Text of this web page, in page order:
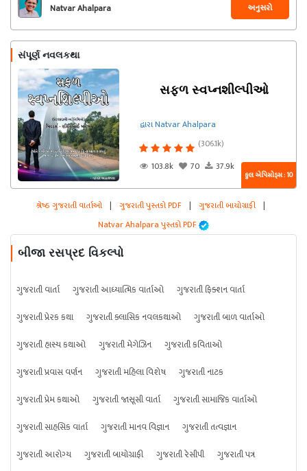
Natvar Ahalpara અનુસરો
સંપૂર્ણ નવલકથા
સફળ સ્વપ્નશીલ્પીઓ
દ્વારા Natvar Ahalpara
(306.1k)
103.8k
70 37.9k
કુલ એપિસોડ્સ : 10
શ્રેષ્ઠ ગુજરાતી વાર્તાઓ | ગુજરાતી પુસ્તકો PDF | ગુજરાતી બાયોગ્રાફી |
Natvar Ahalpara પુસ્તકો PDF
બીજા રસપ્રદ વિકલ્પો
ગુજરાતી વાર્તા ગુજરાતી આધ્યાત્મિક વાર્તાઓ
ગુજરાતી ફિક્શન વાર્તા
ગુજરાતી પ્રેરક કથા
ગુજરાતી ક્લાસિક નવલકથાઓ
ગુજરાતી બાળ વાર્તાઓ
ગુજરાતી હાસ્ય કથાઓ
ગુજરાતી મેગેઝિન
ગુજરાતી કવિતાઓ
ગુજરાતી પ્રવાસ વર્ણન
ગુજરાતી મહિલા વિશેષ
ગુજરાતી નાટક
ગુજરાતી પ્રેમ કથાઓ
ગુજરાતી જાસૂસી વાર્તા
ગુજરાતી સામાજિક વાર્તાઓ
ગુજરાતી સાહસિક વાર્તા
ગુજરાતી માનવ વિજ્ઞાન
ગુજરાતી તત્વજ્ઞાન
ગુજરાતી આરોગ્ય
ગુજરાતી બાયોગ્રાફી ગુજરાતી રેસીપી ગુજરાતી પત્ર